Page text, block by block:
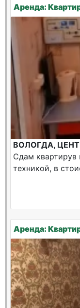
Аренда:
ВОЛОГДА,
Сдам квартирув
техникой, в
Аренда: